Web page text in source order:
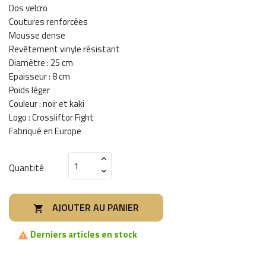
Dos velcro
Coutures renforcées
Mousse dense
Revêtement vinyle résistant
Diamètre : 25 cm
Epaisseur : 8 cm
Poids léger
Couleur : noir et kaki
Logo : Crossliftor Fight
Fabriqué en Europe
Quantité
 AJOUTER AU PANIER
 Derniers articles en stock